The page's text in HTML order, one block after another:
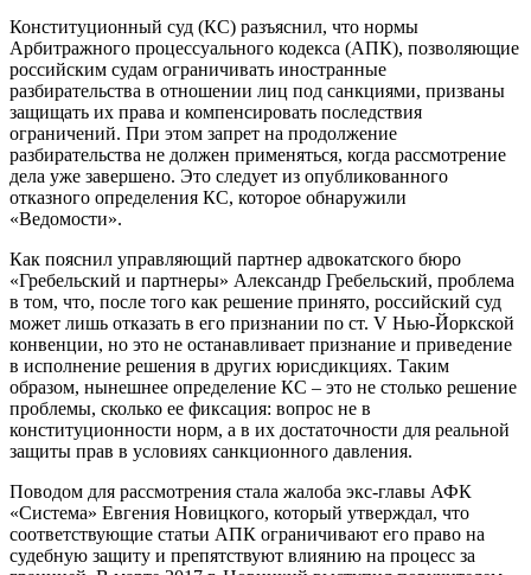
Конституционный суд (КС) разъяснил, что нормы
Арбитражного процессуального кодекса (АПК), позволяющие
российским судам ограничивать иностранные
разбирательства в отношении лиц под санкциями, призваны
защищать их права и компенсировать последствия
ограничений. При этом запрет на продолжение
разбирательства не должен применяться, когда рассмотрение
дела уже завершено. Это следует из опубликованного
отказного определения КС, которое обнаружили
«Ведомости».
Как пояснил управляющий партнер адвокатского бюро
«Гребельский и партнеры» Александр Гребельский, проблема
в том, что, после того как решение принято, российский суд
может лишь отказать в его признании по ст. V Нью-Йоркской
конвенции, но это не останавливает признание и приведение
в исполнение решения в других юрисдикциях. Таким
образом, нынешнее определение КС – это не столько решение
проблемы, сколько ее фиксация: вопрос не в
конституционности норм, а в их достаточности для реальной
защиты прав в условиях санкционного давления.
Поводом для рассмотрения стала жалоба экс-главы АФК
«Система» Евгения Новицкого, который утверждал, что
соответствующие статьи АПК ограничивают его право на
судебную защиту и препятствуют влиянию на процесс за